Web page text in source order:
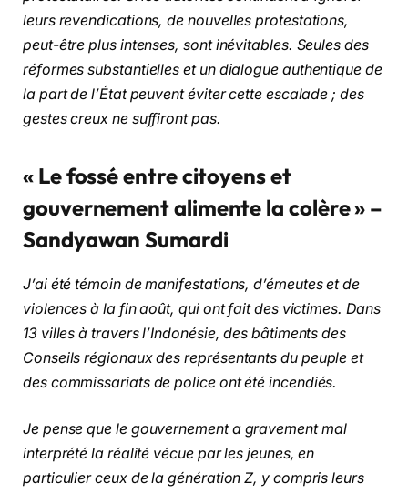
leurs revendications, de nouvelles protestations,
peut-être plus intenses, sont inévitables. Seules des
réformes substantielles et un dialogue authentique de
la part de l’État peuvent éviter cette escalade ; des
gestes creux ne suffiront pas.
« Le fossé entre citoyens et
gouvernement alimente la colère » –
Sandyawan Sumardi
J’ai été témoin de manifestations, d’émeutes et de
violences à la fin août, qui ont fait des victimes. Dans
13 villes à travers l’Indonésie, des bâtiments des
Conseils régionaux des représentants du peuple et
des commissariats de police ont été incendiés.
Je pense que le gouvernement a gravement mal
interprété la réalité vécue par les jeunes, en
particulier ceux de la génération Z, y compris leurs